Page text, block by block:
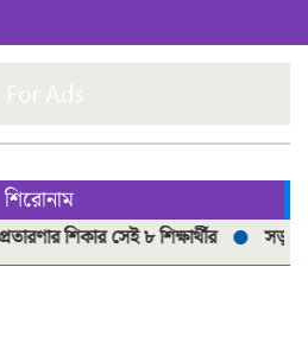
শিরোনাম
শিকার সেই ৮ শিক্ষার্থীর সড়ক